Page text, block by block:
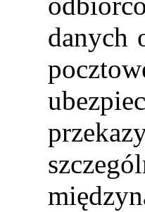
danych